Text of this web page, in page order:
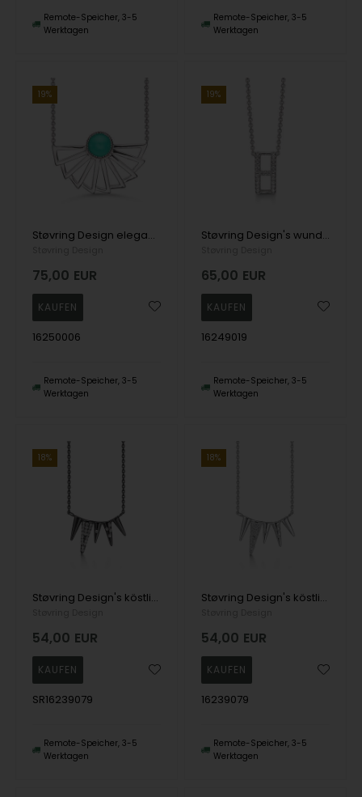
Remote-Speicher, 3-5
Werktagen
Remote-Speicher, 3-5
Werktagen
19%
Støvring Design elegante Silberkette mit einem Anhänger in Form eines Fächers, verziert mit einem grünen Stein
75,00 EUR
16250006
Remote-Speicher, 3-5
Werktagen
19%
Støvring Design's wunderschöne silberne Halskette mit einem "H" Anhänger, verziert mit Zirkonia Kristallen
65,00 EUR
16249019
Remote-Speicher, 3-5
Werktagen
18%
Støvring Design's köstliches schwarzes rhodiniertes Silbercollier mit Eiszapfen-Anhänger aus massivem Silber, verziert mit Zirkonias
54,00 EUR
SR16239079
Remote-Speicher, 3-5
Werktagen
18%
Støvring Design's köstliche Silber Halskette mit Anhänger von Eiszapfen in massivem Silber, mit Zirkonia verziert
54,00 EUR
16239079
Remote-Speicher, 3-5
Werktagen